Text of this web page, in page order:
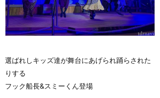
選ばれしキッズ達が舞台にあげられ踊らされた
りする
フック船長&スミーくん登場